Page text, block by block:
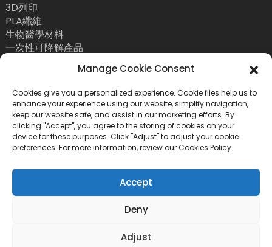
3D列印
PLA纖維
生物醫學材料
一次性可降解產品
電話：+86 755 86393186
電子郵件：bright@esungroup.net
地址：中國深圳市南山區粵海街道高新南九路55號微
軟科通大廈15A
版權所有©2026 深圳市易順實業有限公司。保留所有權利。
Manage Cookie Consent
Cookies give you a personalized experience. Cookie files help us to
enhance your experience using our website, simplify navigation,
keep our website safe, and assist in our marketing efforts. By
clicking "Accept", you agree to the storing of cookies on your
device for these purposes. Click "Adjust" to adjust your cookie
preferences. For more information, review our Cookies Policy.
Accept
Deny
Adjust